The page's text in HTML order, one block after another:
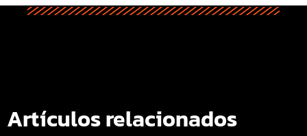
Artículos relacionados